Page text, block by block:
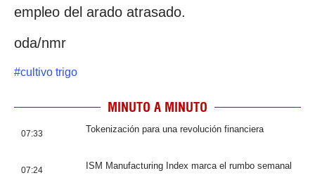
empleo del arado atrasado.
oda/nmr
#cultivo trigo
MINUTO A MINUTO
07:33 Tokenización para una revolución financiera
07:24 ISM Manufacturing Index marca el rumbo semanal